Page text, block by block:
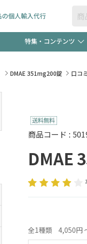
個人輸入代行
ペット用品
特集・コンテンツ
】お得なクーポン"3種類
録で！今すぐ使えるクー
大募集！限定クーポンも
DMAE 351mg200錠 口コミ
商品コード :
DMAE
全1種類 4,050円